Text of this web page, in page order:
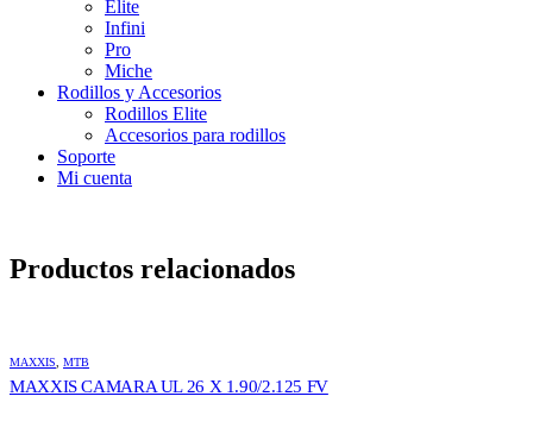
Elite
Infini
Pro
Miche
Rodillos y Accesorios
Rodillos Elite
Accesorios para rodillos
Soporte
Mi cuenta
Productos relacionados
MAXXIS MTB
MAXXIS CAMARA UL 26 X 1.90/2.125 FV